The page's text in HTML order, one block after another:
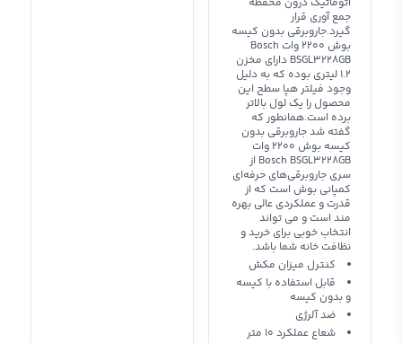
جمع آوری قرار
گیرد.جاروبرقی بدون کیسه
بوش 2200 وات Bosch
BSGL3228GB دارای مخزن
1.2 لیتری بوده که به دلیل
وجود فیلتر هپا سطح این
محصول را یک لول بالاتر
برده است.همانطور که
گفته شد جاروبرقی بدون
کیسه بوش 2200 وات
Bosch BSGL3228GB از
سری جاروبرقی‌های حرفه‌ای
کمپانی بوش است که از
قدرت و عملکردی عالی بهره
مند است و می تواند
انتخاب خوبی برای خرید و
نظافت خانه شما باشد.
کنترل میزان مکش
قابل استفاده با کیسه
و بدون کیسه
ضد آلرژی
شعاع عملکرد 10 متر